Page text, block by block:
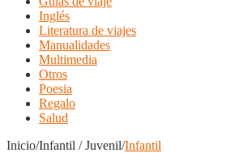
Inglés
Literatura de viajes
Manualidades
Multimedia
Otros
Poesia
Regalo
Salud
Inicio/Infantil / Juvenil/Infantil